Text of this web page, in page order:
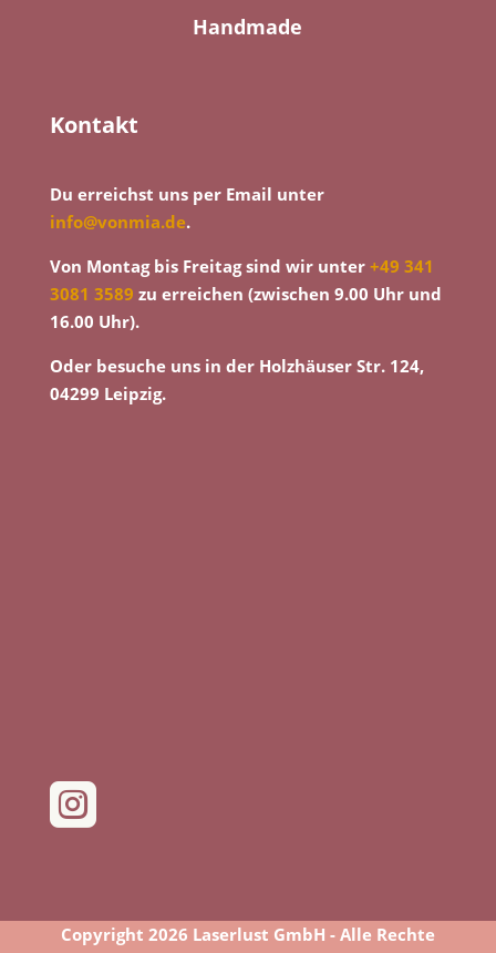
Handmade
Kontakt
Du erreichst uns per Email unter
info@vonmia.de.
Von Montag bis Freitag sind wir unter +49 341
3081 3589 zu erreichen (zwischen 9.00 Uhr und
16.00 Uhr).
Oder besuche uns in der Holzhäuser Str. 124,
04299 Leipzig.

Copyright 2026 Laserlust GmbH - Alle Rechte